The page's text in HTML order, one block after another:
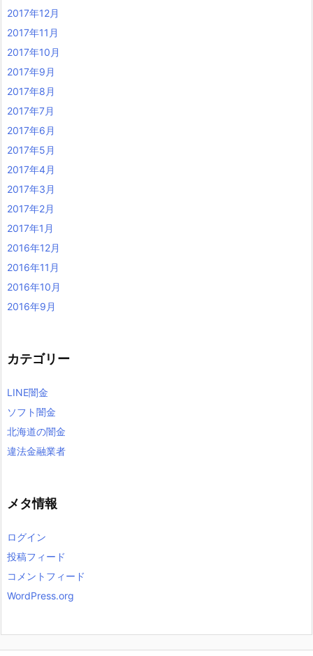
2017年12月
2017年11月
2017年10月
2017年9月
2017年8月
2017年7月
2017年6月
2017年5月
2017年4月
2017年3月
2017年2月
2017年1月
2016年12月
2016年11月
2016年10月
2016年9月
カテゴリー
LINE闇金
ソフト闇金
北海道の闇金
違法金融業者
メタ情報
ログイン
投稿フィード
コメントフィード
WordPress.org